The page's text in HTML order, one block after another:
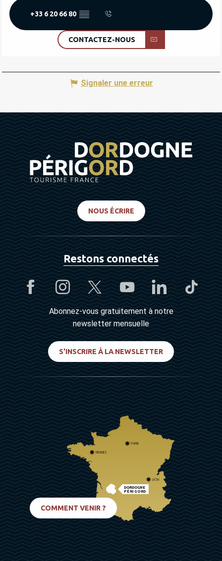
+33 6 20 66 80 ▒▒
CONTACTEZ-NOUS
Signaler une erreur
NOUS ÉCRIRE
Restons connectés
Abonnez-vous gratuitement à notre
newsletter mensuelle
S'INSCRIRE À LA NEWSLETTER
DORDOGNE
PÉRIGORD
PARIS
RENNES
LYON
COMMENT VENIR ?